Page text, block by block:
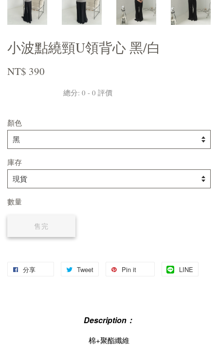
小波點繞頸U領背心 黑/白
NT$ 390
總分: 0 - 0 評價
顏色
庫存
數量
售完
分享 Tweet Pin it LINE
Description：
棉+聚酯纖維